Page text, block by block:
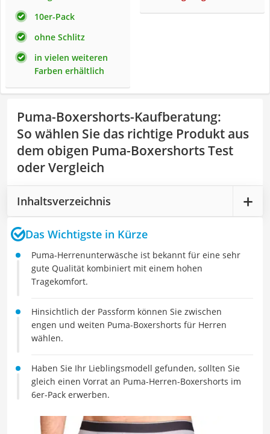
10er-Pack
ohne Schlitz
in vielen weiteren
Farben erhältlich
Puma-Boxershorts-Kaufberatung:
So wählen Sie das richtige Produkt aus
dem obigen Puma-Boxershorts Test
oder Vergleich
Inhaltsverzeichnis
Das Wichtigste in Kürze
Puma-Herrenunterwäsche ist bekannt für eine sehr
gute Qualität kombiniert mit einem hohen
Tragekomfort.
Hinsichtlich der Passform können Sie zwischen
engen und weiten Puma-Boxershorts für Herren
wählen.
Haben Sie Ihr Lieblingsmodell gefunden, sollten Sie
gleich einen Vorrat an Puma-Herren-Boxershorts im
6er-Pack erwerben.